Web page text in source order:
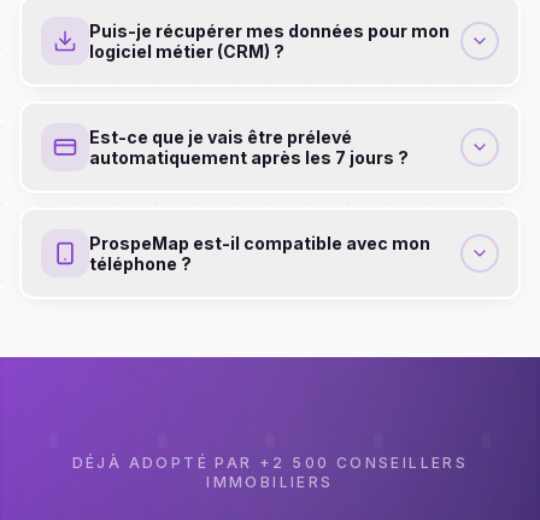
Puis-je récupérer mes données pour mon
logiciel métier (CRM) ?
Est-ce que je vais être prélevé
automatiquement après les 7 jours ?
ProspeMap est-il compatible avec mon
téléphone ?
DÉJÀ ADOPTÉ PAR +2 500 CONSEILLERS
IMMOBILIERS